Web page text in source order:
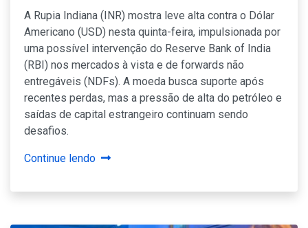
A Rupia Indiana (INR) mostra leve alta contra o Dólar
Americano (USD) nesta quinta-feira, impulsionada por
uma possível intervenção do Reserve Bank of India
(RBI) nos mercados à vista e de forwards não
entregáveis (NDFs). A moeda busca suporte após
recentes perdas, mas a pressão de alta do petróleo e
saídas de capital estrangeiro continuam sendo
desafios.
Continue lendo